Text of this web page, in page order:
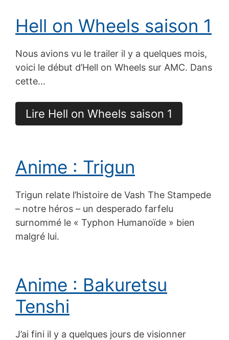
Hell on Wheels saison 1
Nous avions vu le trailer il y a quelques mois,
voici le début d’Hell on Wheels sur AMC. Dans
cette…
Lire Hell on Wheels saison 1
Anime : Trigun
Trigun relate l’histoire de Vash The Stampede
– notre héros – un desperado farfelu
surnommé le « Typhon Humanoïde » bien
malgré lui.
Anime : Bakuretsu
Tenshi
J’ai fini il y a quelques jours de visionner